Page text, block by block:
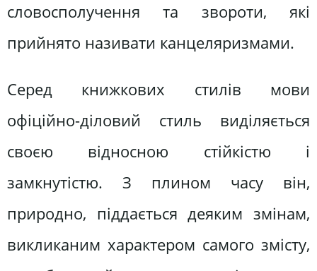
словосполучення та звороти, які
прийнято називати канцеляризмами.
Серед книжкових стилів мови
офіційно-діловий стиль виділяється
своєю відносною стійкістю і
замкнутістю. З плином часу він,
природно, піддається деяким змінам,
викликаним характером самого змісту,